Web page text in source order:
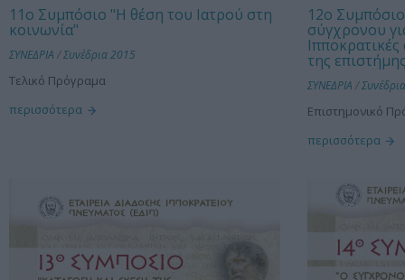
11ο Συμπόσιο "Η θέση του Ιατρού στη
κοινωνία"
ΣΥΝΕΔΡΙΑ /Συνέδρια 2015
Τελικό Πρόγραμα
περισσότερα
12ο
σύγχρονου
της
ΣΥΝΕΔΡΙΑ /
Επιστημονικό
περισσότερα